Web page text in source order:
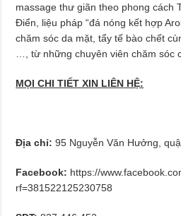
massage thư giãn theo phong cách
Điển, liệu pháp “đá nóng kết hợp
chăm sóc da mặt, tẩy tế bào chết
…, từ những chuyên viên chăm sóc
MỌI CHI TIẾT XIN LIÊN HỆ:
Địa chỉ:95 Nguyễn Văn Hưởng,
Facebook: https://
rf=381522125230758